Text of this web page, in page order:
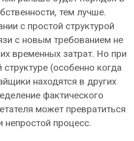
тем лучше.
с простой структурой
с новым требованием не
временных затрат. Но при
(особенно когда
находятся в других
фактического
может превратиться
непростой процесс.